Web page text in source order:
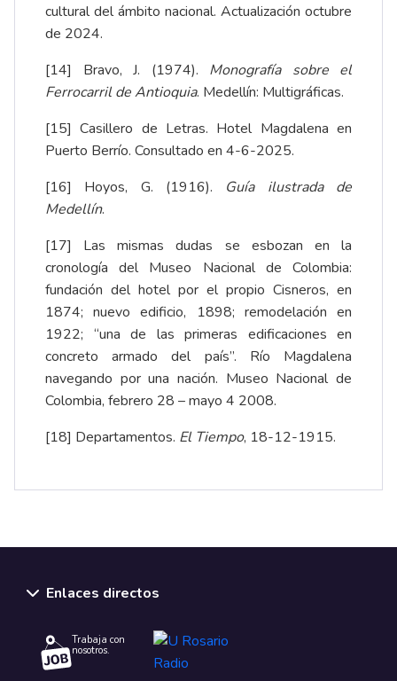
cultural del ámbito nacional. Actualización octubre
de 2024.
[14] Bravo, J. (1974). Monografía sobre el
Ferrocarril de Antioquia. Medellín: Multigráficas.
[15] Casillero de Letras. Hotel Magdalena en
Puerto Berrío. Consultado en 4-6-2025.
[16] Hoyos, G. (1916). Guía ilustrada de
Medellín.
[17] Las mismas dudas se esbozan en la
cronología del Museo Nacional de Colombia:
fundación del hotel por el propio Cisneros, en
1874; nuevo edificio, 1898; remodelación en
1922; “una de las primeras edificaciones en
concreto armado del país”. Río Magdalena
navegando por una nación. Museo Nacional de
Colombia, febrero 28 – mayo 4 2008.
[18] Departamentos. El Tiempo, 18-12-1915.
Enlaces directos
Trabaja con
nosotros.